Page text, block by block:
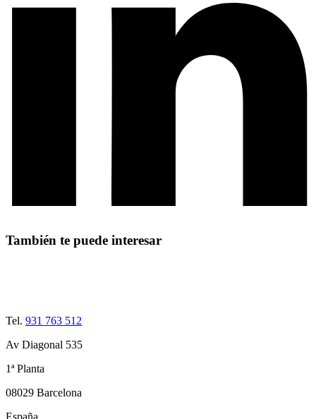
También te puede interesar
Tel. 931 763 512
Av Diagonal 535
1ª Planta
08029 Barcelona